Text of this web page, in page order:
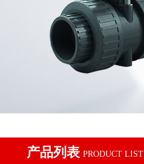
产品列表 PRODUCT LIST